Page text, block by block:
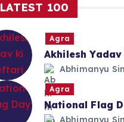
LATEST 100
Agra
Akhilesh
Abhimanyu
Agra
National Flag
Abhimanyu